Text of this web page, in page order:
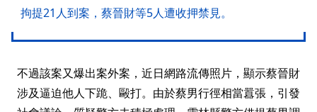
拘提21人到案，蔡晉財等5人遭收押禁見。
不過該案又爆出案外案，近日網路流傳照片，顯示蔡晉財
涉及逼迫他人下跪、毆打。由於蔡男行徑相當囂張，引發